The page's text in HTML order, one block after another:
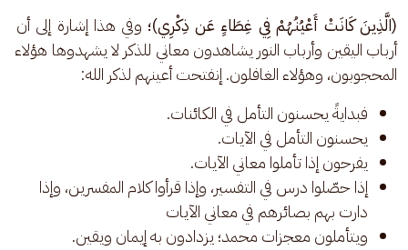
(الَّذِينَ كَانَتْ أَعْيُنُهُمْ فِي غِطَاءٍ عَن ذِكْرِي)؛ وفي هذا إشارة إلى أن
أرباب اليقين وأرباب النور يشاهدون معاني للذكر لا يشهدوها هؤلاء
المحجوبون، وهؤلاء الغافلون. إنفتحت أعينهم لذكر الله:
فبدايةً يحسنون التأمل في الكائنات.
يحسنون التأمل في الآيات.
يفرحون إذا تأملوا معاني الآيات.
إذا حصّلوا درس في التفسير، وإذا قرأوا كلام المفسرين، وإذا
دارت بهم بصائرهم في معاني الآيات
ويتأملون معجزات محمد؛ يزدادون به إيمان ويقين.